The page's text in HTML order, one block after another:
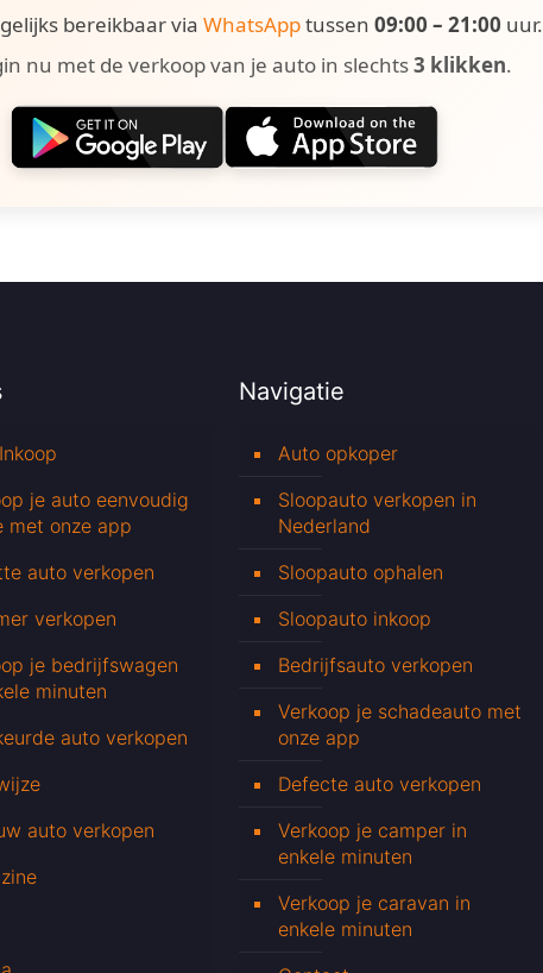
bereikbaar via WhatsApptussen 09:00 – 21:00 uur.
nu met de verkoop van je auto in slechts3 klikken.
je auto eenvoudig
met onze app
auto verkopen
verkopen
je bedrijfswagen
minuten
auto verkopen
auto verkopen
Navigatie
Auto opkoper
Sloopauto verkopen in
Nederland
Sloopauto ophalen
Sloopauto inkoop
Bedrijfsauto verkopen
Verkoop je schadeauto met
onze app
Defecte auto verkopen
Verkoop je camper in
enkele minuten
Verkoop je caravan in
enkele minuten